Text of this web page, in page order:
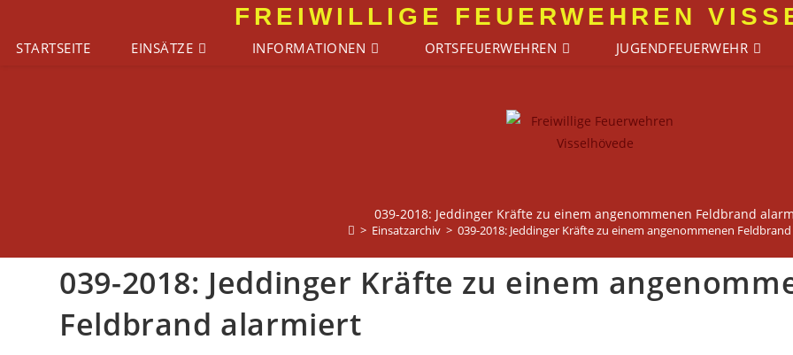
springen
FREIWILLIGE FEUERWEHREN
STARTSEITE EINSÄTZE INFORMATIONEN ORTSFEUERWEHREN JUGENDFEUERWEHR
039-2018: Jeddinger Kräfte zu einem angenommenen Feldbrand
> Einsatzarchiv > 039-2018: Jeddinger Kräfte zu einem angenommenen
039-2018: Jeddinger Kräfte zu einem
Feldbrand alarmiert